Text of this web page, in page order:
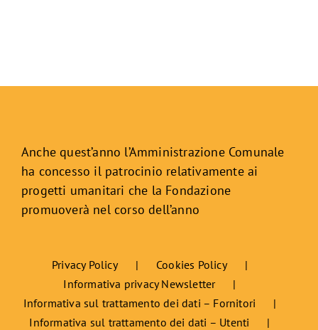
Anche quest’anno l’Amministrazione Comunale
ha concesso il patrocinio relativamente ai
progetti umanitari che la Fondazione
promuoverà nel corso dell’anno
Privacy Policy
Cookies Policy
Informativa privacy Newsletter
Informativa sul trattamento dei dati – Fornitori
Informativa sul trattamento dei dati – Utenti